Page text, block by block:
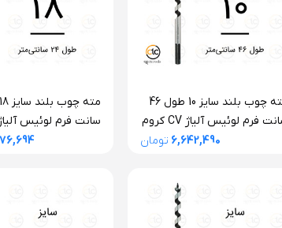
مته چوب بلند سایز 10 طول 46
سانت فرم لوئیس آلیاژ CV کروم
وانادیوم آلپن اتریش
6,642,490 تومان
وانادیوم آلپن اتریش